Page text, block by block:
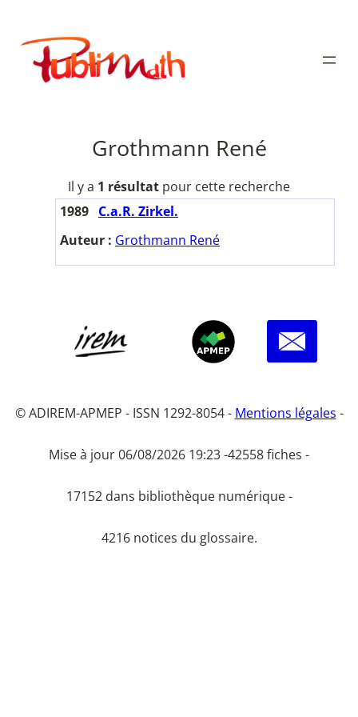
contenu
Publimath
Grothmann René
Il y a 1 résultat pour cette recherche
1989 C.a.R. Zirkel.
Auteur : Grothmann René
© ADIREM-APMEP - ISSN 1292-8054 - Mentions légales -
Mise à jour 06/08/2026 19:23 -42558 fiches -
17152 dans bibliothèque numérique -
4216 notices du glossaire.